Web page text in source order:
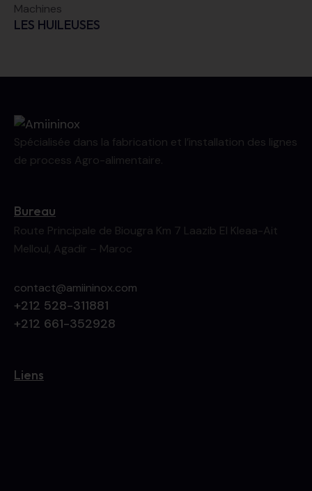
Machines
LES HUILEUSES
Spécialisée dans la fabrication et l’installation des lignes
de process Agro-alimentaire.
Bureau
Route Principale de Biougra Km 7 Laazib El Kleaa-Ait
Melloul, Agadir – Maroc
contact@amiininox.com
+212 528-311881
+212 661-352928
Liens